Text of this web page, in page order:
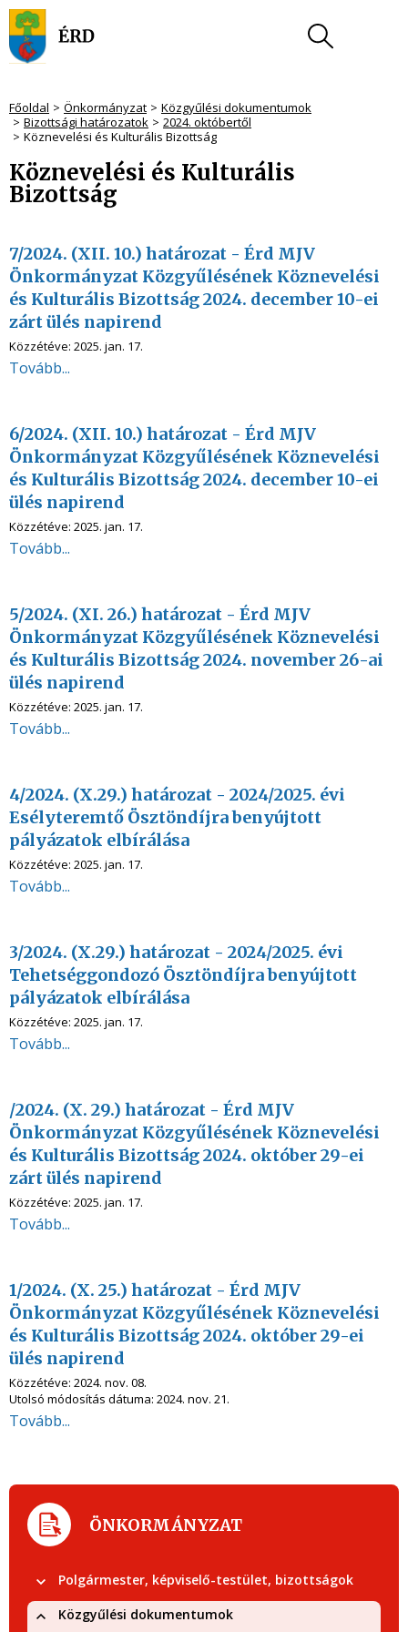
Főoldal Önkormányzat
Közgyűlési dokumentumok
Bizottsági határozatok
2024. októbertől
Köznevelési és Kulturális Bizottság
Köznevelési és Kulturális
Bizottság
7/2024. (XII. 10.) határozat - Érd MJV
Önkormányzat Közgyűlésének Köznevelési
és Kulturális Bizottság 2024. december 10-ei
zárt ülés napirend
Közzétéve: 2025. jan. 17.
Tovább...
6/2024. (XII. 10.) határozat - Érd MJV
Önkormányzat Közgyűlésének Köznevelési
és Kulturális Bizottság 2024. december 10-ei
ülés napirend
Közzétéve: 2025. jan. 17.
Tovább...
5/2024. (XI. 26.) határozat - Érd MJV
Önkormányzat Közgyűlésének Köznevelési
és Kulturális Bizottság 2024. november 26-ai
ülés napirend
Közzétéve: 2025. jan. 17.
Tovább...
4/2024. (X.29.) határozat - 2024/2025. évi
Esélyteremtő Ösztöndíjra benyújtott
pályázatok elbírálása
Közzétéve: 2025. jan. 17.
Tovább...
3/2024. (X.29.) határozat - 2024/2025. évi
Tehetséggondozó Ösztöndíjra benyújtott
pályázatok elbírálása
Közzétéve: 2025. jan. 17.
Tovább...
/2024. (X. 29.) határozat - Érd MJV
Önkormányzat Közgyűlésének Köznevelési
és Kulturális Bizottság 2024. október 29-ei
zárt ülés napirend
Közzétéve: 2025. jan. 17.
Tovább...
1/2024. (X. 25.) határozat - Érd MJV
Önkormányzat Közgyűlésének Köznevelési
és Kulturális Bizottság 2024. október 29-ei
ülés napirend
Közzétéve: 2024. nov. 08.
Utolsó módosítás dátuma: 2024. nov. 21.
Tovább...
ÖNKORMÁNYZAT
Polgármester, képviselő-testület, bizottságok
Közgyűlési dokumentumok